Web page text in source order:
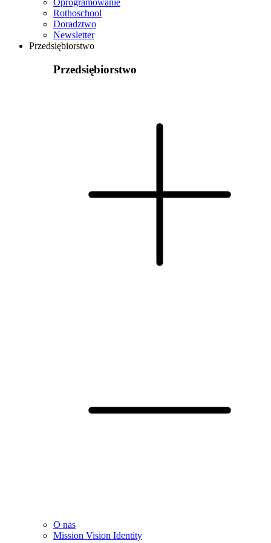
Oprogramowanie
Rothoschool
Doradztwo
Newsletter
Przedsiębiorstwo
Przedsiębiorstwo
O nas
Mission Vision Identity